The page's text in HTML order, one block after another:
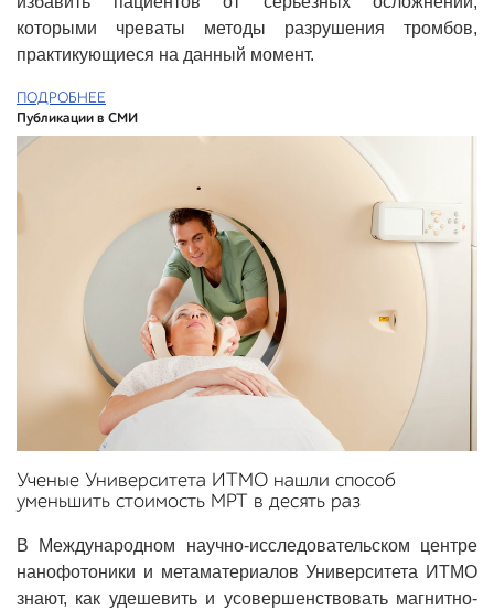
которыми чреваты методы разрушения тромбов,
практикующиеся на данный момент.
ПОДРОБНЕЕ
Публикации в СМИ
Ученые Университета ИТМО нашли способ
уменьшить стоимость МРТ в десять раз
В Международном научно-исследовательском центре
нанофотоники и метаматериалов Университета ИТМО
знают, как удешевить и усовершенствовать магнитно-